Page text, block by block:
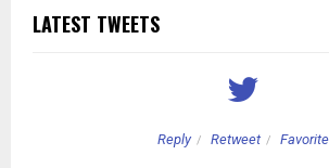
LATEST TWEETS
Reply Retweet Favorite